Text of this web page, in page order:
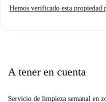
Hemos verificado esta propiedad
A tener en cuenta
Servicio de limpieza semanal en